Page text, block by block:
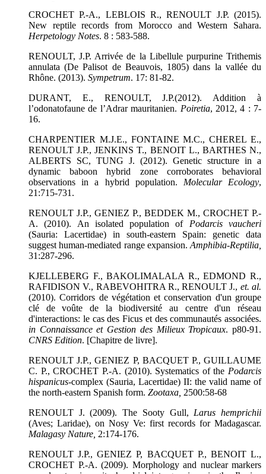
CROCHET P.-A., LEBLOIS R., RENOULT J.P. (2015).
New reptile records from Morocco and Western Sahara.
Herpetology Notes. 8 : 583-588.
RENOULT, J.P. Arrivée de la Libellule purpurine Trithemis
annulata (De Palisot de Beauvois, 1805) dans la vallée du
Rhône. (2013). Sympetrum. 17: 81-82.
DURANT, E., RENOULT, J.P.(2012). Addition à
l’odonatofaune de l’Adrar mauritanien. Poiretia, 2012, 4 : 7-
16.
CHARPENTIER M.J.E., FONTAINE M.C., CHEREL E.,
RENOULT J.P., JENKINS T., BENOIT L., BARTHES N.,
ALBERTS SC, TUNG J. (2012). Genetic structure in a
dynamic baboon hybrid zone corroborates behavioral
observations in a hybrid population. Molecular Ecology,
21:715-731.
RENOULT J.P., GENIEZ P., BEDDEK M., CROCHET P.-
A. (2010). An isolated population of Podarcis vaucheri
(Sauria: Lacertidae) in south-eastern Spain: genetic data
suggest human-mediated range expansion. Amphibia-Reptilia
31:287-296.
KJELLEBERG F., BAKOLIMALALA R., EDMOND R.,
RAFIDISON V., RABEVOHITRA R., RENOULT J., et. al.
(2010). Corridors de végétation et conservation d'un groupe
clé de voûte de la biodiversité au centre d'un réseau
d'interactions: le cas des Ficus et des communautés associées.
in Connaissance et Gestion des Milieux Tropicaux. p80-91.
CNRS Edition. [Chapitre de livre].
RENOULT J.P., GENIEZ P, BACQUET P., GUILLAUME
C. P., CROCHET P.-A. (2010). Systematics of the Podarcis
hispanicus-complex (Sauria, Lacertidae) II: the valid name of
the north-eastern Spanish form. Zootaxa 2500:58-68
RENOULT J. (2009). The Sooty Gull, Larus hemprichii
(Aves; Laridae), on Nosy Ve: first records for Madagascar.
Malagasy Nature 2:174-176.
RENOULT J.P., GENIEZ P, BACQUET P., BENOIT L.,
CROCHET P.-A. (2009). Morphology and nuclear markers